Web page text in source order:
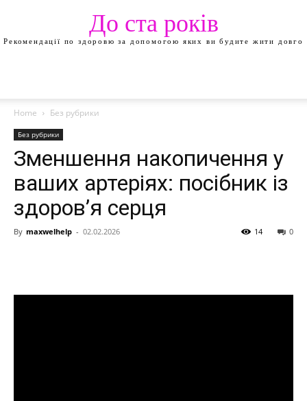
До ста років
Рекомендації по здоровю за допомогою яких ви будите жити довго
Home Без рубрики
Без рубрики
Зменшення накопичення у
ваших артеріях: посібник із
здоров’я серця
By maxwelhelp - 02.02.2026 0
14